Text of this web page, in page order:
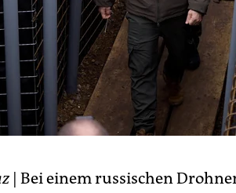
| Bei einem russischen